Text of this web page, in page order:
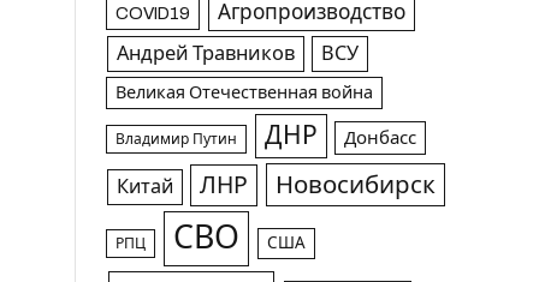
COVID19 Агропроизводство
Андрей Травников ВСУ
Великая Отечественная война
Владимир Путин ДНР Донбасс
Китай ЛНР Новосибирск
РПЦ СВО США